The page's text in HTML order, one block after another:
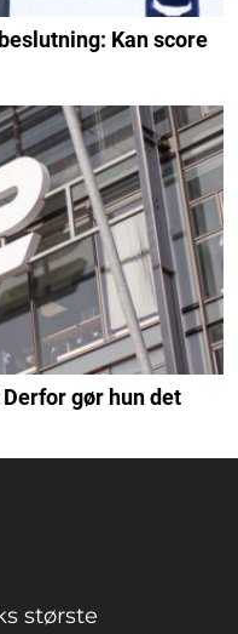
Kan score
gør hun det
største